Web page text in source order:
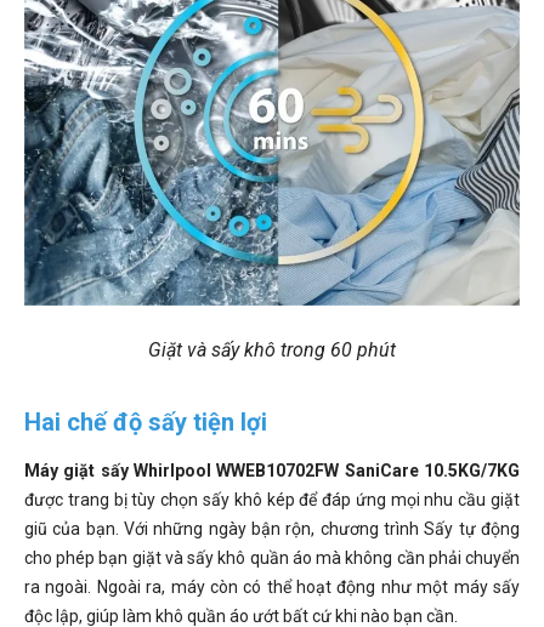
Giặt và sấy khô trong 60 phút
Hai chế độ sấy tiện lợi
Máy giặt sấy Whirlpool WWEB10702FW SaniCare 10.5KG/7KG
được trang bị tùy chọn sấy khô kép để đáp ứng mọi nhu cầu giặt
giũ của bạn. Với những ngày bận rộn, chương trình Sấy tự động
cho phép bạn giặt và sấy khô quần áo mà không cần phải chuyển
ra ngoài. Ngoài ra, máy còn có thể hoạt động như một máy sấy
độc lập, giúp làm khô quần áo ướt bất cứ khi nào bạn cần.